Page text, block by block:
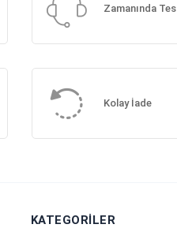
Zamanında
Kolay İade
KATEGORILER